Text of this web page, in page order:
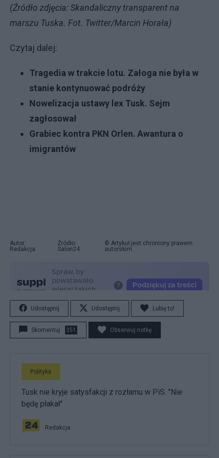
(Źródło zdjęcia: Skandaliczny transparent na
marszu Tuska. Fot. Twitter/Marcin Horała)
Czytaj dalej:
Tragedia w trakcie lotu. Załoga nie była w
stanie kontynuować podróży
Nowelizacja ustawy lex Tusk. Sejm
zagłosował
Grabiec kontra PKN Orlen. Awantura o
imigrantów
Autor:
Redakcja
Źródło:
Salon24
© Artykuł jest chroniony prawem
autorskim.
Udostępnij Udostępnij Lubię to!
Skomentuj 351 Obserwuj notkę
Polityka
Tusk nie kryje satysfakcji z rozłamu w PiS. "Nie
będę płakał"
Redakcja